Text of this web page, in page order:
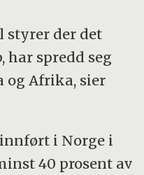
styrer der det
har spredd seg
Afrika, sier
i Norge i
40 prosent av